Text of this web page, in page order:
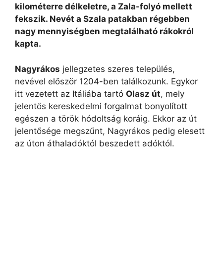
kilométerre délkeletre, a Zala-folyó mellett
fekszik. Nevét a Szala patakban régebben
nagy mennyiségben megtalálható rákokról
kapta.
Nagyrákos jellegzetes szeres település,
nevével először 1204-ben találkozunk. Egykor
itt vezetett az Itáliába tartó Olasz út, mely
jelentős kereskedelmi forgalmat bonyolított
egészen a török hódoltság koráig. Ekkor az út
jelentősége megszűnt, Nagyrákos pedig elesett
az úton áthaladóktól beszedett adóktól.